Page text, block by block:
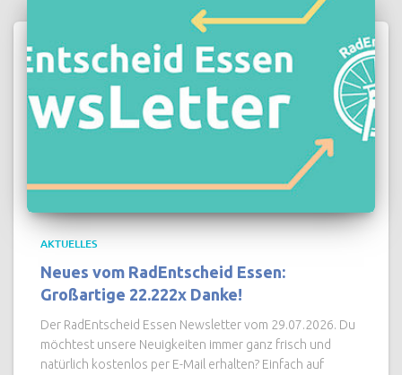
AKTUELLES
Neues vom RadEntscheid Essen:
Großartige 22.222x Danke!
Der RadEntscheid Essen Newsletter vom 29.07.2026. Du
möchtest unsere Neuigkeiten immer ganz frisch und
natürlich kostenlos per E-Mail erhalten? Einfach auf